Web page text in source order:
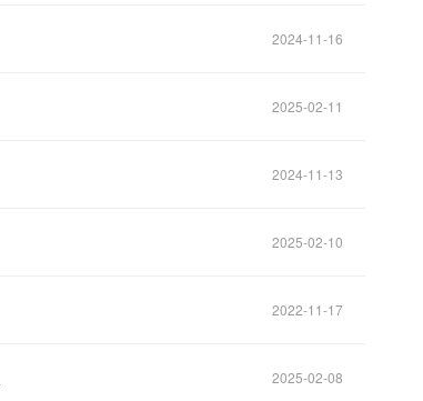
2024-11-16
2025-02-11
2024-11-13
2025-02-10
2022-11-17
2025-02-08